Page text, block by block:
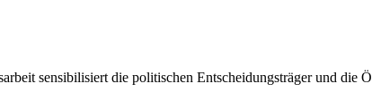
sensibilisiert die politischen Entscheidungsträger und